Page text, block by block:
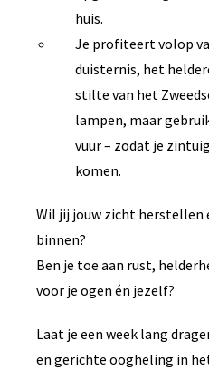
huis.
Je profiteert volop
duisternis, het
stilte van het
lampen, maar
vuur – zodat je
komen.
Wil jij jouw zicht herstellen
binnen?
Ben je toe aan rust,
voor je ogen én jezelf?
Laat je een week lang
en gerichte oogheling in